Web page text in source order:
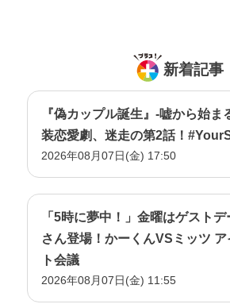
新着記事
『偽カップル誕生』-嘘から始ま
装恋愛劇、迷走の第2話！
2026年08月07日(金) 17:50
「5時に夢中！」金曜はゲスト
さん登場！かーくんVSミッツ
ト会議
2026年08月07日(金) 11:55